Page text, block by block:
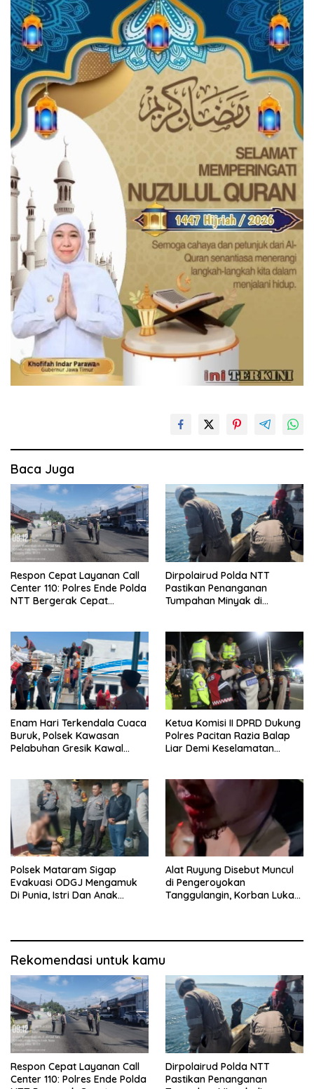
Baca Juga
Respon Cepat Layanan Call
Center 110: Polres Ende Polda
NTT Bergerak Cepat
Dirpolairud Polda NTT
Pastikan Penanganan
Tumpahan Minyak di
Bersama Instansi Terkait
Enam Hari Terkendala Cuaca
Buruk, Polsek Kawasan
Pelabuhan Gresik Kawal
Ketua Komisi II DPRD Dukung
Polres Pacitan Razia Balap
Liar Demi Keselamatan
Polsek Mataram Sigap
Evakuasi ODGJ Mengamuk
Di Punia, Istri Dan Anak
Alat Ruyung Disebut Muncul
di Pengeroyokan
Tanggulangin, Korban Luka
Rekomendasi untuk kamu
Respon Cepat Layanan Call
Center 110: Polres Ende Polda
Dirpolairud Polda NTT
Pastikan Penanganan